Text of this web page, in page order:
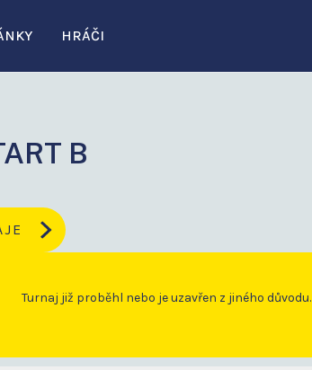
HRÁČI
B
Turnaj již proběhl nebo je uzavřen z jiného důvodu.